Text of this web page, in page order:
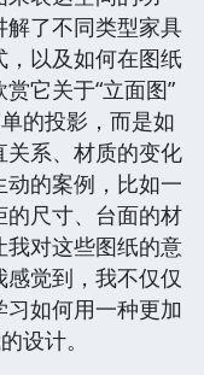
了不同类型家具
以及如何在图纸
它关于“立面图”
的投影，而是如
系、材质的变化
的案例，比如一
尺寸、台面的材
我对这些图纸的意
觉到，我不仅仅
如何用一种更加
设计。